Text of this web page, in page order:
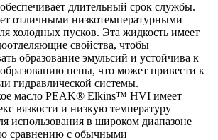
длительный срок службы.
отличными низкотемпературными
холодных пусков. Эта жидкость имеет
свойства, чтобы
образование эмульсий и устойчива к
пены, что может привести к
гидравлической системы.
масло PEAK® Elkins™ HVI имеет
вязкости и низкую температуру
использования в широком диапазоне
сравнению с обычными